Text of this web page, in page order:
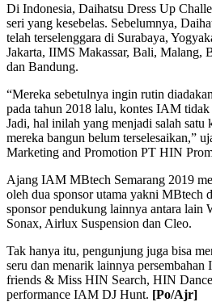
Di Indonesia, Daihatsu Dress Up
seri yang kesebelas. Sebelumnya,
telah terselenggara di Surabaya,
Jakarta, IIMS Makassar, Bali, Malang,
dan Bandung.
“Mereka sebetulnya ingin rutin
pada tahun 2018 lalu, kontes IAM
Jadi, hal inilah yang menjadi salah
mereka bangun belum terselesaikan,”
Marketing and Promotion PT HIN
Ajang IAM MBtech Semarang 2019
oleh dua sponsor utama yakni MBtech
sponsor pendukung lainnya antara lain
Sonax, Airlux Suspension dan Cleo.
Tak hanya itu, pengunjung juga bisa
seru dan menarik lainnya
friends & Miss HIN Search, HIN
performance IAM DJ Hunt. [Po/Ajr]